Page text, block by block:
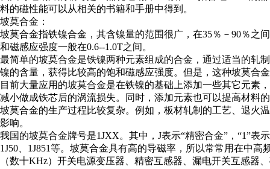
料的磁性能可以从相关的书籍和手册中得到。
坡莫合金：
坡莫合金指铁镍合金，其含镍量的范围很广，在35％－90％之
和磁感应强度一般在0.6--1.0T之间。
最简单的坡莫合金是铁镍两种元素组成的合金，通过适当的轧
镍的含量，获得比较高的饱和磁感应强度。但是，这种坡莫合
目前大量应用的坡莫合金是在铁镍的基础上添加一些其它元素
减小做成铁芯后的涡流损失。同时，添加元素也可以提高材料
坡莫合金的生产过程比较复杂。例如，板材轧制的工艺、退火
影响。
我国的坡莫合金牌号是1JXX。其中，J表示“精密合金”，“1”
1J50、1J851等。坡莫合金具有高的导磁率，所以常常用在中
（数十KHz）开关电源变压器、精密互感器、漏电开关互感器